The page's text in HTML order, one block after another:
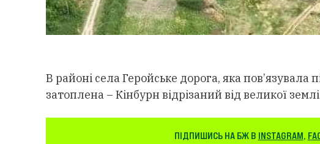
В районі села Геройське дорога, яка пов’язувала
затоплена – Кінбурн відрізаний від великої
ПІДПИШИСЬ НА БЖ В INSTAGRAM,